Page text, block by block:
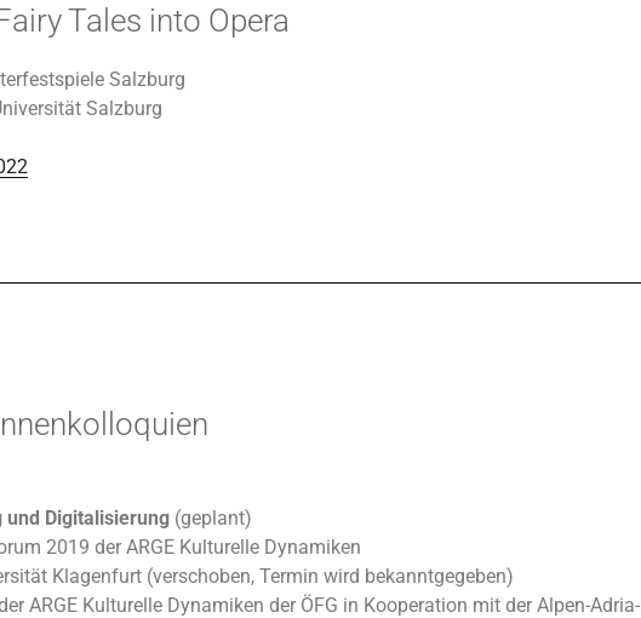
Tales into Opera
Salzburg
Salzburg
und Digitalisierung (geplant)
2019 der ARGE Kulturelle Dynamiken
Klagenfurt (verschoben, Termin wird bekanntgegeben)
ARGE Kulturelle Dynamiken der ÖFG in Kooperation mit der Alpen-Adria-